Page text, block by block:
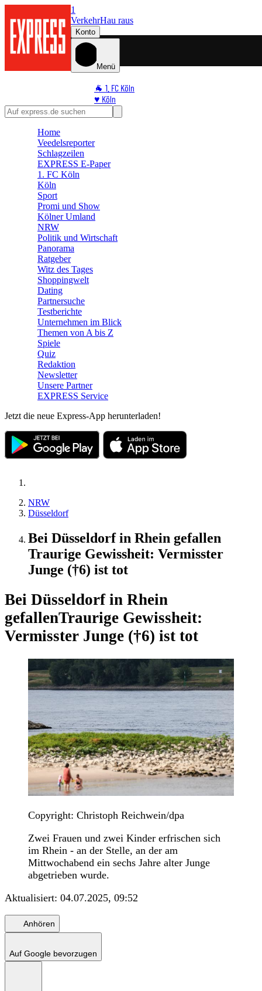
1
VerkehrHau raus
Konto
Menü
🐐 1. FC Köln
♥️ Köln
⭐ Promi
🛒 Shoppingwelt
Home
Veedelsreporter
Schlagzeilen
EXPRESS E-Paper
1. FC Köln
Köln
Sport
Promi und Show
Kölner Umland
NRW
Politik und Wirtschaft
Panorama
Ratgeber
Witz des Tages
Shoppingwelt
Dating
Partnersuche
Testberichte
Unternehmen im Blick
Themen von A bis Z
Spiele
Quiz
Redaktion
Newsletter
Unsere Partner
EXPRESS Service
Jetzt die neue Express-App herunterladen!
NRW
Düsseldorf
Bei Düsseldorf in Rhein gefallen
Traurige Gewissheit: Vermisster
Junge (†6) ist tot
Bei Düsseldorf in Rhein
gefallenTraurige Gewissheit:
Vermisster Junge (†6) ist tot
Copyright: Christoph Reichwein/dpa
Zwei Frauen und zwei Kinder erfrischen sich
im Rhein - an der Stelle, an der am
Mittwochabend ein sechs Jahre alter Junge
abgetrieben wurde.
Aktualisiert: 04.07.2025, 09:52
Anhören
Auf Google bevorzugen